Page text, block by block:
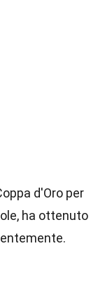
d'Oro per
ha ottenuto